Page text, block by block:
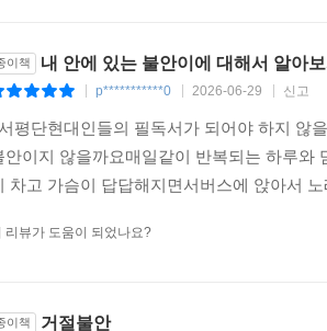
오를 자기이해로, 두려움을 성찰로 바꾸
. 하지만 나를 괴롭히는 존재가 무엇인지
이책 내 안에 있는 불안이에 대해서 알아
p***********0 2026-06-29 신고
평단현대인들의 필독서가 되어야 하지 않
안이지 않을까요매일같이 반복되는 하루와
차고 가슴이 답답해지면서버스에 앉아서
리뷰가 도움이 되었나요?
이책 거절불안